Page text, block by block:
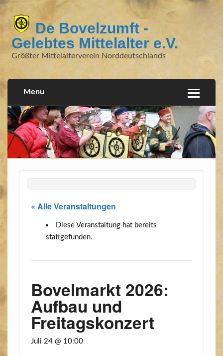
De Bovelzumft -
Gelebtes Mittelalter e.V.
Größter Mittelalterverein Norddeutschlands
Menu
« Alle Veranstaltungen
Diese Veranstaltung hat bereits
stattgefunden.
Bovelmarkt 2026:
Aufbau und
Freitagskonzert
Juli 24 @ 10:00